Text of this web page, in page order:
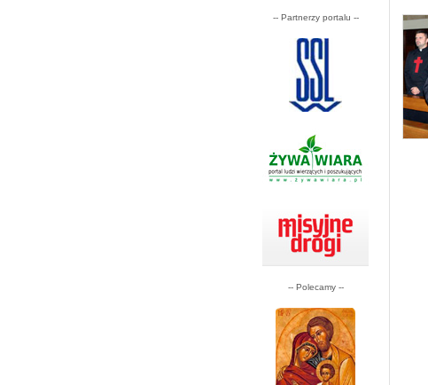
-- Partnerzy portalu --
-- Polecamy --